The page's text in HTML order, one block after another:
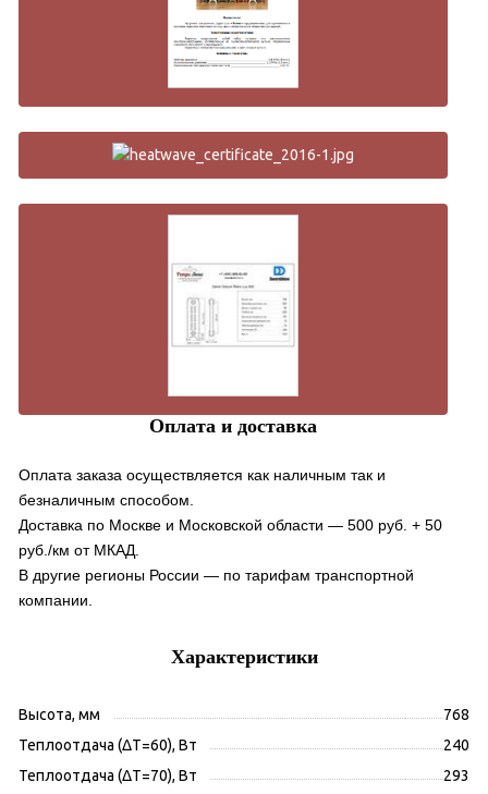
Оплата и доставка
Оплата заказа осуществляется как наличным так и
безналичным способом.
Доставка по Москве и Московской области — 500 руб. + 50
руб./км от МКАД.
В другие регионы России — по тарифам транспортной
компании.
Характеристики
Высота, мм
768
Теплоотдача (ΔT=60), Вт
240
Теплоотдача (ΔT=70), Вт
293